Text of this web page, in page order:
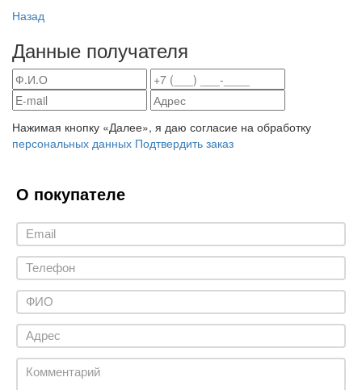
Назад
Данные получателя
Нажимая кнопку «Далее», я даю согласие на обработку
персональных данных Подтвердить заказ
О покупателе